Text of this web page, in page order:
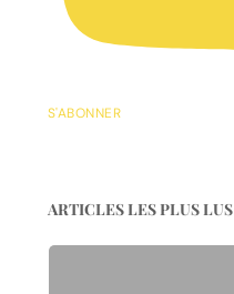
S'ABONNER
ARTICLES LES PLUS LUS